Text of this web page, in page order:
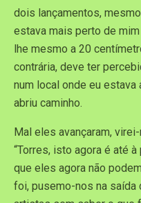
dois lançamentos,
estava mais perto de
lhe mesmo a 20
contrária, deve ter
num local onde eu
abriu caminho.
Mal eles avançaram,
“Torres, isto agora é até
que eles agora não
foi, pusemo-nos na saída